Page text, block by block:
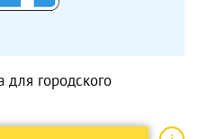
городского